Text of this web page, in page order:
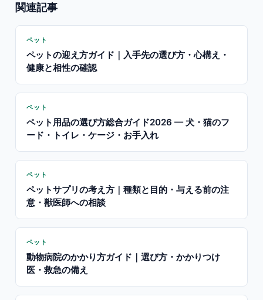
関連記事
ペット
ペットの迎え方ガイド｜入手先の選び方・心構え・
健康と相性の確認
ペット
ペット用品の選び方総合ガイド2026 — 犬・猫のフ
ード・トイレ・ケージ・お手入れ
ペット
ペットサプリの考え方｜種類と目的・与える前の注
意・獣医師への相談
ペット
動物病院のかかり方ガイド｜選び方・かかりつけ
医・救急の備え